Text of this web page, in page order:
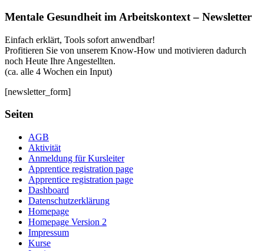
Mentale Gesundheit im Arbeitskontext – Newsletter
Einfach erklärt, Tools sofort anwendbar!
Profitieren Sie von unserem Know-How und motivieren dadurch
noch Heute Ihre Angestellten.
(ca. alle 4 Wochen ein Input)
[newsletter_form]
Seiten
AGB
Aktivität
Anmeldung für Kursleiter
Apprentice registration page
Apprentice registration page
Dashboard
Datenschutzerklärung
Homepage
Homepage Version 2
Impressum
Kurse